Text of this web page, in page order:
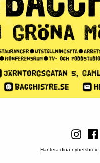
Hantera dina nyhetsbrev